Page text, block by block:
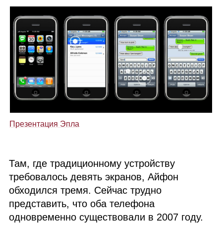
Презентация Эпла
Там, где традиционному устройству
требовалось девять экранов, Айфон
обходился тремя. Сейчас трудно
представить, что оба телефона
одновременно существовали в 2007 году.